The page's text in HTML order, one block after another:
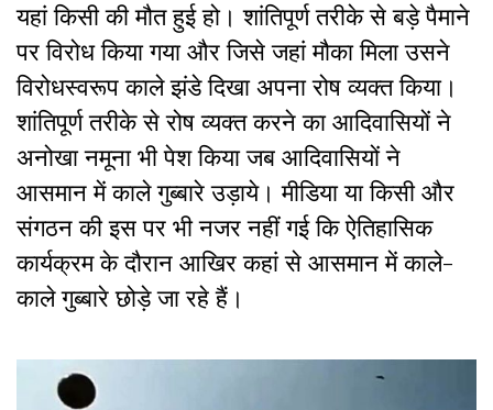
यहां किसी की मौत हुई हो। शांतिपूर्ण तरीके से बड़े पैमाने
पर विरोध किया गया और जिसे जहां मौका मिला उसने
विरोधस्वरूप काले झंडे दिखा अपना रोष व्यक्त किया।
शांतिपूर्ण तरीके से रोष व्यक्त करने का आदिवासियों ने
अनोखा नमूना भी पेश किया जब आदिवासियों ने
आसमान में काले गुब्बारे उड़ाये। मीडिया या किसी और
संगठन की इस पर भी नजर नहीं गई कि ऐतिहासिक
कार्यक्रम के दौरान आखिर कहां से आसमान में काले-
काले गुब्बारे छोड़े जा रहे हैं।